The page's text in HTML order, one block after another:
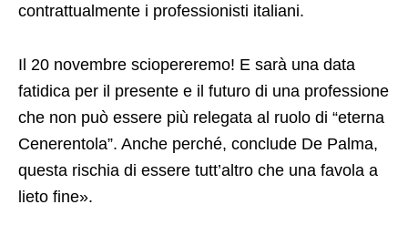
contrattualmente i professionisti italiani.
Il 20 novembre sciopereremo! E sarà una data
fatidica per il presente e il futuro di una professione
che non può essere più relegata al ruolo di “eterna
Cenerentola”. Anche perché, conclude De Palma,
questa rischia di essere tutt’altro che una favola a
lieto fine».